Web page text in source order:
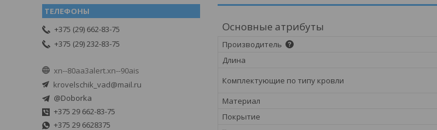
Основные атрибуты
Производитель
Длина
Комплектующие по типу кровли
Материал
Покрытие
+375 (29) 662-83-75
+375 (29) 232-83-75
xn--80aa3alert.xn--90ais
krovelschik_vad@mail.ru
@Doborka
+375 29 662-83-75
+375 29 6628375